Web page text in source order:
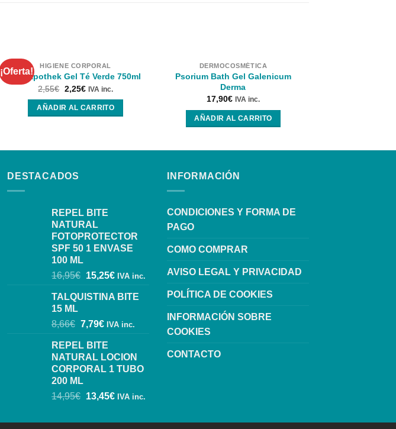
¡Oferta!
HIGIENE CORPORAL
Interapothek Gel Té Verde 750ml
2,55€ 2,25€ IVA inc.
AÑADIR AL CARRITO
DERMOCOSMÉTICA
Psorium Bath Gel Galenicum
Derma
17,90€ IVA inc.
AÑADIR AL CARRITO
DESTACADOS
REPEL BITE
NATURAL
FOTOPROTECTOR
SPF 50 1 ENVASE
100 ML
16,95€ 15,25€ IVA inc.
TALQUISTINA BITE
15 ML
8,66€ 7,79€ IVA inc.
REPEL BITE
NATURAL LOCION
CORPORAL 1 TUBO
200 ML
14,95€ 13,45€ IVA inc.
INFORMACIÓN
CONDICIONES Y FORMA DE
PAGO
COMO COMPRAR
AVISO LEGAL Y PRIVACIDAD
POLÍTICA DE COOKIES
INFORMACIÓN SOBRE
COOKIES
CONTACTO